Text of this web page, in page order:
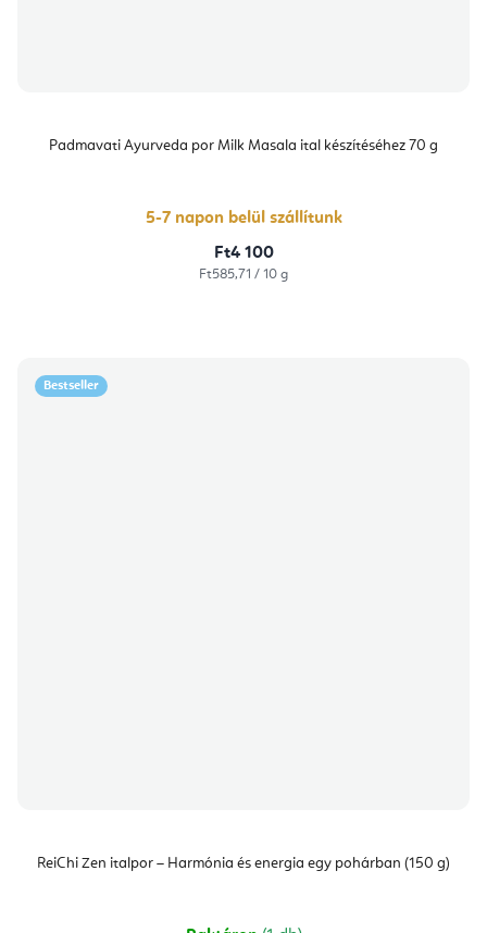
Padmavati Ayurveda por Milk Masala ital készítéséhez 70 g
5-7 napon belül szállítunk
Ft4 100
Egységár:
Ft585,71 / 10 g
Bestseller
ReiChi Zen italpor – Harmónia és energia egy pohárban (150 g)